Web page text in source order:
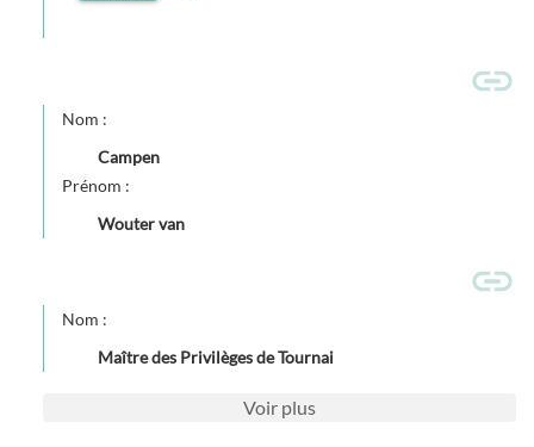
Nom :
Campen
Prénom :
Wouter van
Nom :
Maître des Privilèges de Tournai
Voir plus